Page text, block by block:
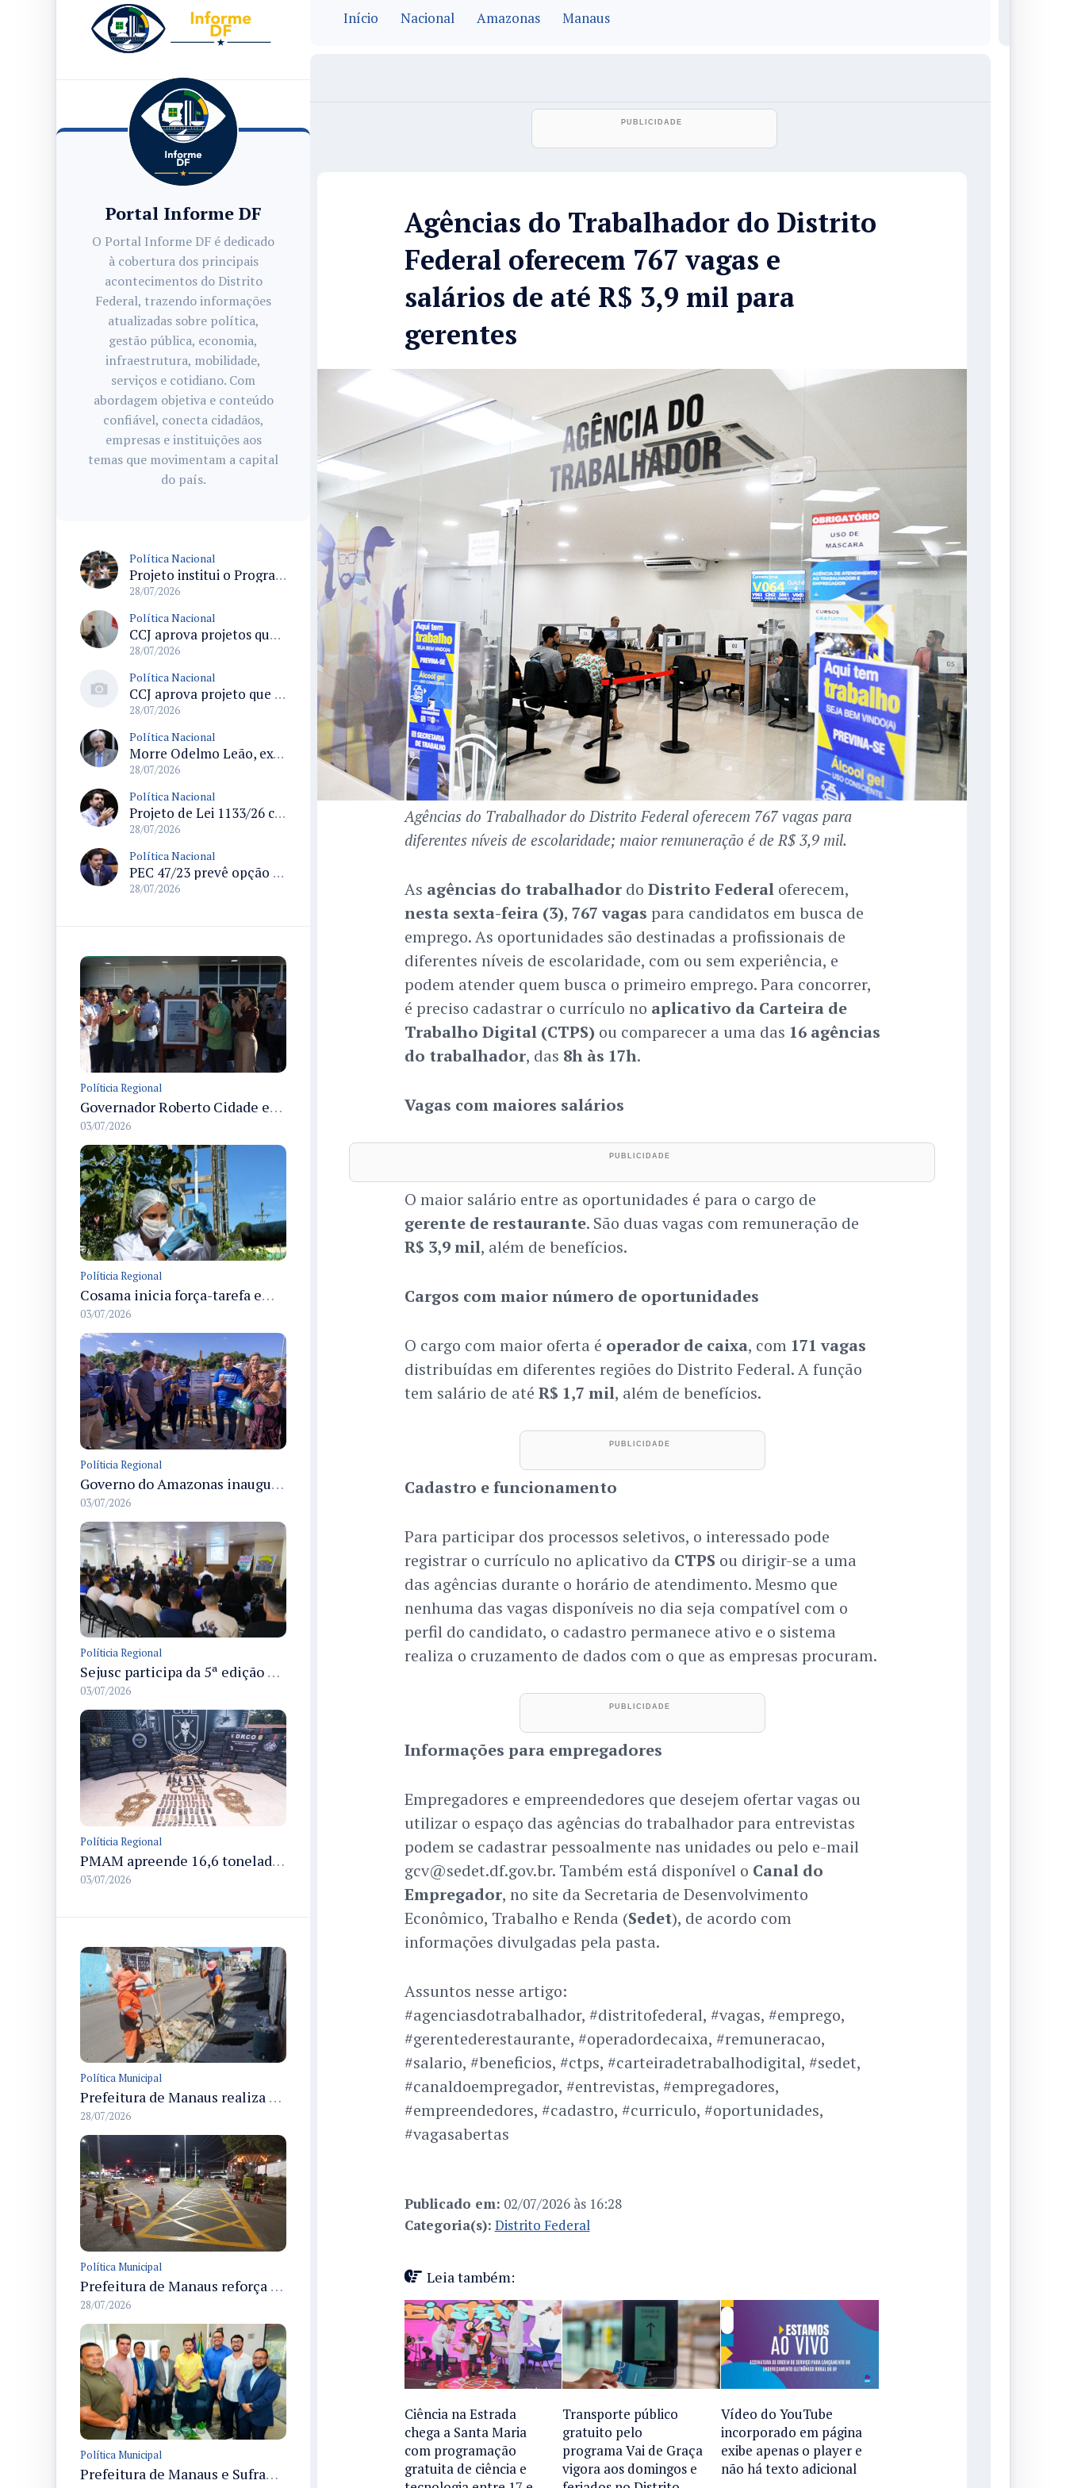
Portal Informe DF
O Portal Informe DF é dedicado
à cobertura dos principais
acontecimentos do Distrito
Federal, trazendo informações
atualizadas sobre política,
gestão pública, economia,
infraestrutura, mobilidade,
serviços e cotidiano. Com
abordagem objetiva e conteúdo
confiável, conecta cidadãos,
empresas e instituições aos
temas que movimentam a capital
do país.
Política Nacional
Projeto institui o Programa Nacional de Apoio ao Aleitamento Humano em Emergências (Prame) na Câmara dos Deputados
28/07/2026
Política Nacional
CCJ aprova projetos que criam datas comemorativas e reconhecem Uberlândia como capital do paradesporto
28/07/2026
Política Nacional
CCJ aprova projeto que reconhece soldadinho-do-araripe como ave-símbolo da Chapada do Araripe
28/07/2026
Política Nacional
Morre Odelmo Leão, ex-deputado federal e duas vezes prefeito de Uberlândia, aos 80 anos
28/07/2026
Política Nacional
Projeto de Lei 1133/26 cria política de atendimento psicológico voluntário com dedução no Imposto de Renda
28/07/2026
Política Nacional
PEC 47/23 prevê opção por remuneração da União para servidores dos ex-territórios do Amapá, Rondônia e Roraima
28/07/2026
Políticia Regional
Governador Roberto Cidade entrega readequação do ambulatório da FCecon e amplia capacidade de atendimento oncológico em Manaus
03/07/2026
Políticia Regional
Cosama inicia força-tarefa em Anamã para fortalecer abastecimento de água e segurança hídrica da população
03/07/2026
Políticia Regional
Governo do Amazonas inaugura primeiro Castramóvel Fluvial para atendimento veterinário às comunidades ribeirinhas e castração gratuita
03/07/2026
Políticia Regional
Sejusc participa da 5ª edição do Caminhos Literários com foco na cultura hip-hop nas unidades socioeducativas
03/07/2026
Políticia Regional
PMAM apreende 16,6 toneladas de entorpecentes e registra aumento nas prisões em flagrante e nas capturas de foragidos no primeiro semestre de 2026
03/07/2026
Política Municipal
Prefeitura de Manaus realiza manutenção da drenagem no bairro Alvorada 2 e repara a rede de escoamento das águas pluviais
28/07/2026
Política Municipal
Prefeitura de Manaus reforça sinalização horizontal em avenidas e complexos viários da cidade para melhorar visibilidade e segurança
28/07/2026
Política Municipal
Prefeitura de Manaus e Suframa firmam acordo para segurança no Polo Industrial de Manaus
Início Nacional Amazonas Manaus
Agências do Trabalhador do Distrito
Federal oferecem 767 vagas e
salários de até R$ 3,9 mil para
gerentes
Agências do Trabalhador do Distrito Federal oferecem 767 vagas para
diferentes níveis de escolaridade; maior remuneração é de R$ 3,9 mil.
As agências do trabalhadordo Distrito Federaloferecem,
nesta sexta-feira (3), 767 vagas para candidatos em busca de
emprego. As oportunidades são destinadas a profissionais de
diferentes níveis de escolaridade, com ou sem experiência, e
podem atender quem busca o primeiro emprego. Para concorrer,
é preciso cadastrar o currículo no aplicativo da Carteira de
Trabalho Digital (CTPS) ou comparecer a uma das 16 agências
do trabalhador, das 8h às 17h.
Vagas com maiores salários
O maior salário entre as oportunidades é para o cargo de
gerente de restaurante. São duas vagas com remuneração de
R$ 3,9 mil, além de benefícios.
Cargos com maior número de oportunidades
O cargo com maior oferta é operador de caixa, com 171 vagas
distribuídas em diferentes regiões do Distrito Federal. A função
tem salário de até R$ 1,7 mil, além de benefícios.
Cadastro e funcionamento
Para participar dos processos seletivos, o interessado pode
registrar o currículo no aplicativo da CTPS ou dirigir-se a uma
das agências durante o horário de atendimento. Mesmo que
nenhuma das vagas disponíveis no dia seja compatível com o
perfil do candidato, o cadastro permanece ativo e o sistema
realiza o cruzamento de dados com o que as empresas procuram.
Informações para empregadores
Empregadores e empreendedores que desejem ofertar vagas ou
utilizar o espaço das agências do trabalhador para entrevistas
podem se cadastrar pessoalmente nas unidades ou pelo e-mail
gcv@sedet.df.gov.br. Também está disponível o Canal do
Empregador, no site da Secretaria de Desenvolvimento
Econômico, Trabalho e Renda (Sedet), de acordo com
informações divulgadas pela pasta.
Assuntos nesse artigo:
#agenciasdotrabalhador, #distritofederal, #vagas, #emprego,
#gerentederestaurante, #operadordecaixa, #remuneracao,
#salario, #beneficios, #ctps, #carteiradetrabalhodigital, #sedet,
#canaldoempregador, #entrevistas, #empregadores,
#empreendedores, #cadastro, #curriculo, #oportunidades,
#vagasabertas
Publicado em: 02/07/2026 às 16:28
Categoria(s): Distrito Federal
Leia também:
Ciência na Estrada
chega a Santa Maria
com programação
gratuita de ciência e
Transporte público
gratuito pelo
programa Vai de Graça
vigora aos domingos e
Vídeo do YouTube
incorporado em página
exibe apenas o player e
não há texto adicional